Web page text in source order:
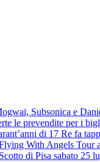
Subsonica e
le prevendite per i
di 17 Re fa
With Angels Tour
di Pisa sabato 25